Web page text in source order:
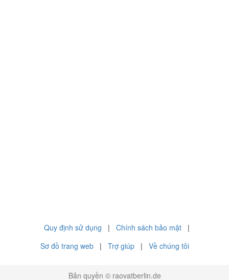
Quy định sử dụng | Chính sách bảo mật
|
Sơ đồ trang web
| Trợ giúp | Về chúng tôi
Bản quyền © raovatberlin.de